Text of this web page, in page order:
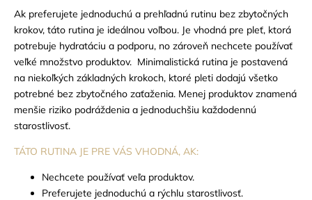
Ak preferujete jednoduchú a prehľadnú rutinu bez zbytočných
krokov, táto rutina je ideálnou voľbou. Je vhodná pre pleť, ktorá
potrebuje hydratáciu a podporu, no zároveň nechcete používať
veľké množstvo produktov. Minimalistická rutina je postavená
na niekoľkých základných krokoch, ktoré pleti dodajú všetko
potrebné bez zbytočného zaťaženia. Menej produktov znamená
menšie riziko podráždenia a jednoduchšiu každodennú
starostlivosť.
TÁTO RUTINA JE PRE VÁS VHODNÁ, AK:
Nechcete používať veľa produktov.
Preferujete jednoduchú a rýchlu starostlivosť.